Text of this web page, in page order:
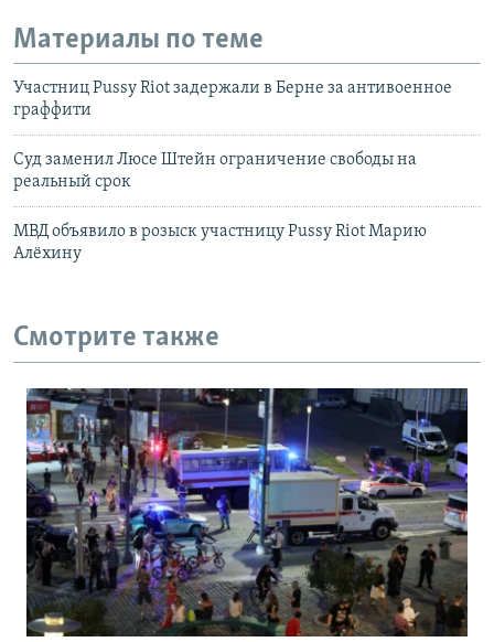
Материалы по теме
Участниц Pussy Riot задержали в Берне за антивоенное
граффити
Суд заменил Люсе Штейн ограничение свободы на
реальный срок
МВД объявило в розыск участницу Pussy Riot Марию
Алёхину
Смотрите также